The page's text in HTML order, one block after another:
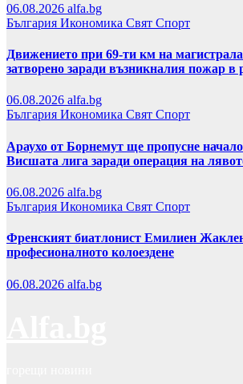
06.08.2026 alfa.bg
България Икономика Свят Спорт
Движението при 69-ти км на
затворено заради възникналия пожар в
06.08.2026 alfa.bg
България Икономика Свят Спорт
Араухо от Борнемут ще пропусне
Висшата лига заради операция на
06.08.2026 alfa.bg
България Икономика Свят Спорт
Френският биатлонист Емилиен
професионалното колоездене
06.08.2026 alfa.bg